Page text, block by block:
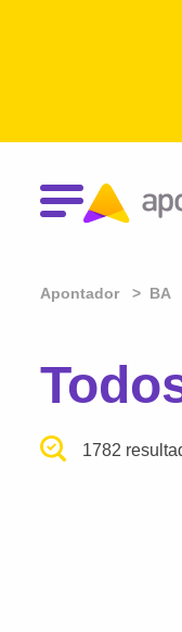
Apontador BA
1782